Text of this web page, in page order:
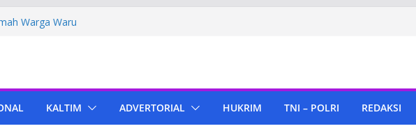
Warga Waru
Genjah sebagai Komoditas Unggulan
KALTIM ADVERTORIAL HUKRIM TNI – POLRI REDAKSI